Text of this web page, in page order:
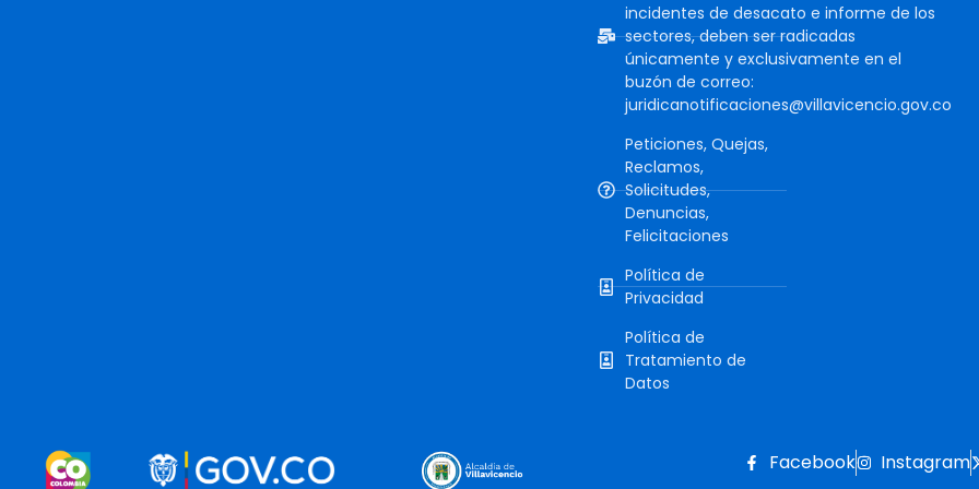
incidentes de desacato e informe de los
sectores, deben ser radicadas
únicamente y exclusivamente en el
buzón de correo:
juridicanotificaciones@villavicencio.gov.co
Peticiones, Quejas,
Reclamos,
Solicitudes,
Denuncias,
Felicitaciones
Política de
Privacidad
Política de
Tratamiento de
Datos
Facebook Instagram